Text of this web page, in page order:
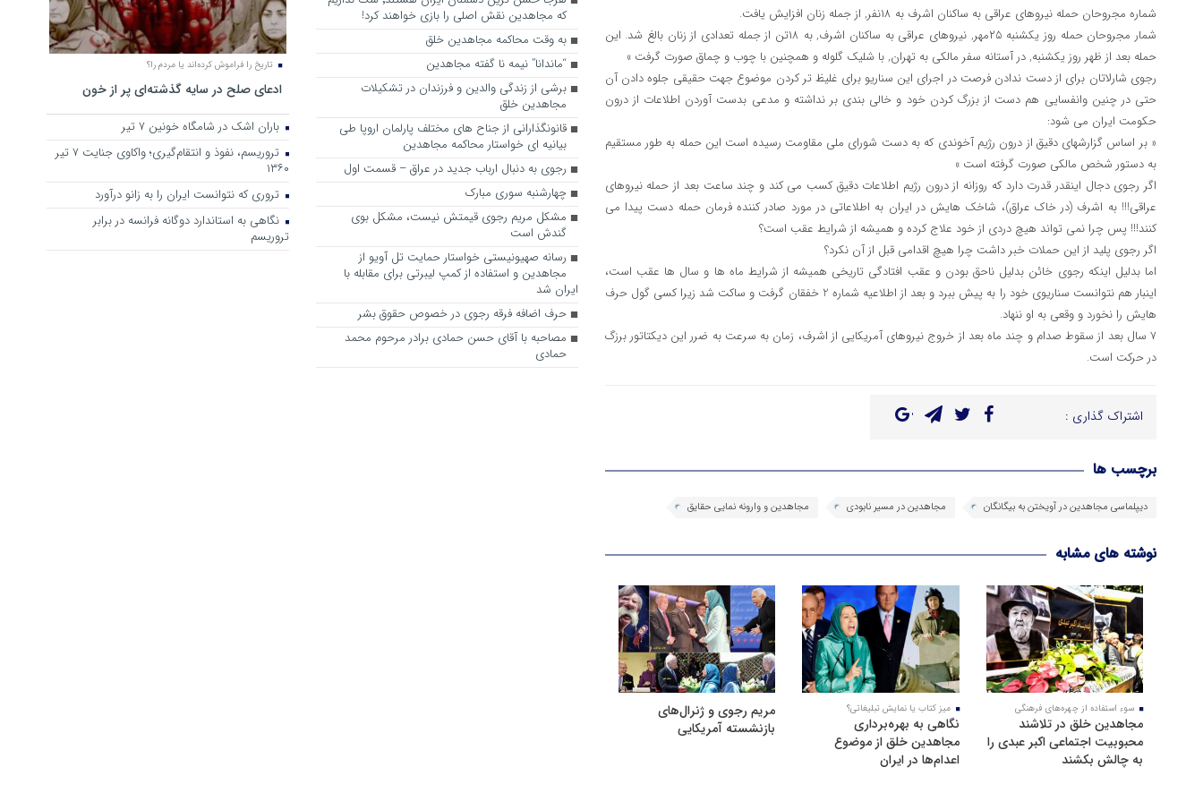
شماره مجروحان حمله نیروهای عراقی به ساکنان اشرف به ۱۸نفر, از جمله زنان افزایش یافت.
شمار مجروحان حمله روز یکشنبه ۲۵مهر, نیروهای عراقی به ساکنان اشرف, به ۱۸تن از جمله تعدادی از زنان بالغ شد. این
حمله بعد از ظهر روز یکشنبه, در آستانه سفر مالکی به تهران, با شلیک گلوله و همچنین با چوب و چماق صورت گرفت »
رجوی شارلاتان برای از دست ندادن فرصت در اجرای این سناریو برای غلیظ تر کردن موضوع جهت حقیقی جلوه دادن آن
حتی در چنین وانفسایی هم دست از بزرگ کردن خود و خالی بندی بر نداشته و مدعی بدست آوردن اطلاعات از درون
حکومت ایران می شود:
« بر اساس گزارشهای دقیق از درون رژیم آخوندی که به دست شورای ملی مقاومت رسیده است این حمله به طور مستقیم
به دستور شخص مالکی صورت گرفته است »
اگر رجوی دجال اینقدر قدرت دارد که روزانه از درون رژیم اطلاعات دقیق کسب می کند و چند ساعت بعد از حمله نیروهای
عراقی!!! به اشرف (در خاک عراق)، شاخک هایش در ایران به اطلاعاتی در مورد صادر کننده فرمان حمله دست پیدا می
کنند!!! پس چرا نمی تواند هیچ دردی از خود علاج کرده و همیشه از شرایط عقب است؟
اگر رجوی پلید از این حملات خبر داشت چرا هیچ اقدامی قبل از آن نکرد؟
اما بدلیل اینکه رجوی خائن بدلیل ناحق بودن و عقب افتادگی تاریخی همیشه از شرایط ماه ها و سال ها عقب است،
اینبار هم نتوانست سناریوی خود را به پیش ببرد و بعد از اطلاعیه شماره 2 خفقان گرفت و ساکت شد زیرا کسی گول حرف
هایش را نخورد و وقعی به او ننهاد.
7 سال بعد از سقوط صدام و چند ماه بعد از خروج نیروهای آمریکایی از اشرف، زمان به سرعت به ضرر این دیکتاتور برزگ
در حرکت است.
اشتراک گذاری :
برچسب ها
دیپلماسی مجاهدین در آویختن به بیگانگان مجاهدین در مسیر نابودی مجاهدین و وارونه نمایی حقایق
نوشته های مشابه
سوء استفاده از چهره‌های فرهنگی
مجاهدین خلق در تلاشند
محبوبیت اجتماعی اکبر عبدی را
به چالش بکشند
میز کتاب یا نمایش تبلیغاتی؟
نگاهی به بهره‌برداری
مجاهدین خلق از موضوع
اعدام‌ها در ایران
مریم رجوی و ژنرال‌های
بازنشسته آمریکایی
که مجاهدین نقش اصلی را بازی خواهند کرد!
به وقت محاکمه مجاهدین خلق
“ماندانا” نیمه نا گفته مجاهدین
برشی از زندگی والدین و فرزندان در تشکیلات
مجاهدین خلق
قانونگذارانی از جناح های مختلف پارلمان اروپا طی
بیانیه ای خواستار محاکمه مجاهدین
رجوی به دنبال ارباب جدید در عراق – قسمت اول
چهارشنبه سوری مبارک
مشکل مریم رجوی قیمتش نیست، مشکل بوی
گندش است
رسانه صهیونیستی خواستار حمایت تل آویو از
مجاهدین و استفاده از کمپ لیبرتی برای مقابله با
ایران شد
حرف اضافه فرقه رجوی در خصوص حقوق بشر
مصاحبه با آقای حسن حمادی برادر مرحوم محمد
حمادی
تاریخ را فراموش کرده‌اند یا مردم را؟
ادعای صلح در سایه گذشته‌ای پر از خون
باران اشک در شامگاه خونین 7 تیر
تروریسم، نفوذ و انتقام‌گیری؛ واکاوی جنایت ۷ تیر
۱۳۶۰
تروری که نتوانست ایران را به زانو درآورد
نگاهی به استاندارد دوگانه فرانسه در برابر
تروریسم